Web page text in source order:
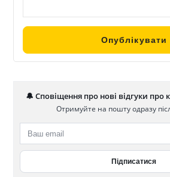
🔔 Сповіщення про нові відгуки
Отримуйте на пошту одразу